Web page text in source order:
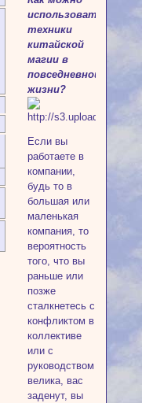
использовать
техники
китайской
магии в
повседневной
жизни?
Если вы
работаете в
компании,
будь то в
большая или
маленькая
компания, то
вероятность
того, что вы
раньше или
позже
сталкнетесь с
конфликтом в
коллективе
или с
руководством
велика, вас
заденут, вы